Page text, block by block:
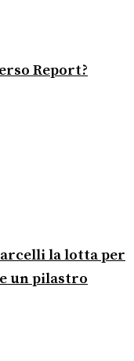
Report?
la lotta per
un pilastro